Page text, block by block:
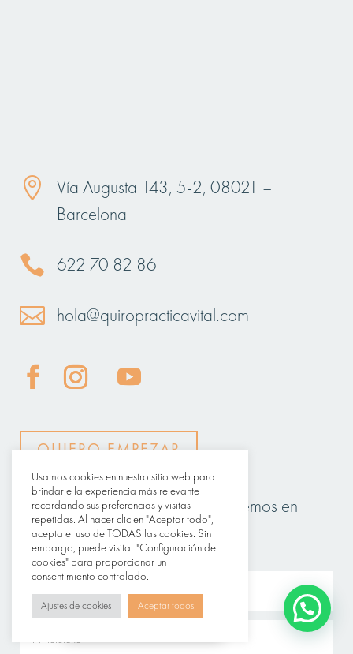

Vía Augusta 143, 5-2, 08021 –
Barcelona
 622 70 82 86
 hola@quiropracticavital.com
QUIERO EMPEZAR
Rellena este formulario y nos ponemos en
contacto contigo en breve.
¡OFERTA ÚNICA!
Usamos cookies en nuestro sitio web para
brindarle la experiencia más relevante
recordando sus preferencias y visitas
repetidas. Al hacer clic en "Aceptar todo",
acepta el uso de TODAS las cookies. Sin
embargo, puede visitar "Configuración de
cookies" para proporcionar un
consentimiento controlado.
Ajustes de cookies Aceptar todos